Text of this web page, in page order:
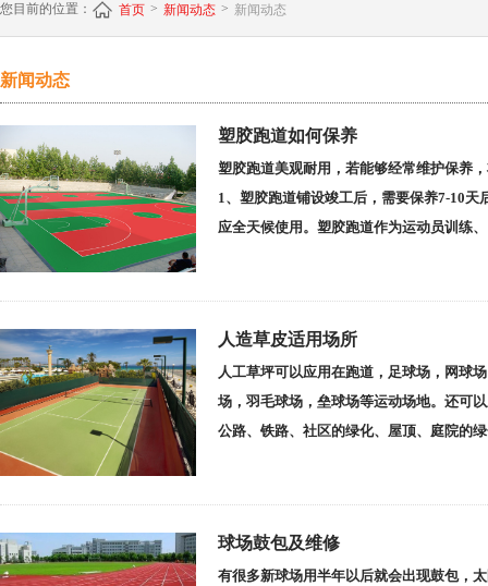
您目前的位置： 首页 > 新闻动态 > 新闻动态
新闻动态
塑胶跑道如何保养
塑胶跑道美观耐用，若能够经常维护保养
1、塑胶跑道铺设竣工后，需要保养7-10
应全天候使用。塑胶跑道作为运动员训练
人造草皮适用场所
人工草坪可以应用在跑道，足球场，网球
场，羽毛球场，垒球场等运动场地。还可
公路、铁路、社区的绿化、屋顶、庭院的
球场鼓包及维修
有很多新球场用半年以后就会出现鼓包，